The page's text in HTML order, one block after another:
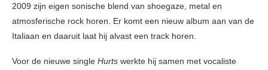
2009 zijn eigen sonische blend van shoegaze, metal en
atmosferische rock horen. Er komt een nieuw album aan van de
Italiaan en daaruit laat hij alvast een track horen.
Voor de nieuwe single Hurts werkte hij samen met vocaliste